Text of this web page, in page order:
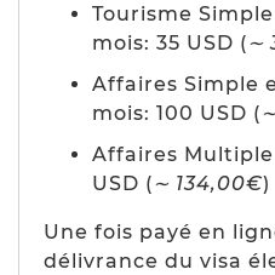
Tourisme
mois: 35 USD (∼
Affaires Simple
mois: 100 USD (
Affaires Multiple
USD (∼ 134,00€)
Une fois payé en
délivrance du visa